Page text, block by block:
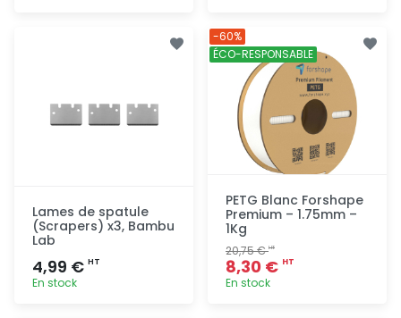
rapide
Lames de spatule
(Scrapers) x3, Bambu
Lab
4,99 € HT
En stock
PETG Blanc Forshape
Premium – 1.75mm –
1Kg
20,75 €HT
8,30 € HT
En stock
-60%
ÉCO-RESPONSABLE